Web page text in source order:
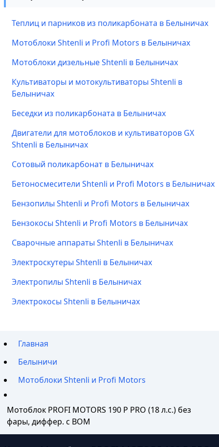
Теплиц и парников из поликарбоната в Белыничах
Мотоблоки Shtenli и Profi Motors в Белыничах
Мотоблоки дизельные Shtenli в Белыничах
Культиваторы и мотокультиваторы Shtenli в
Белыничах
Беседки из поликарбоната в Белыничах
Двигатели для мотоблоков и культиваторов GX
Shtenli в Белыничах
Сотовый поликарбонат в Белыничах
Бетоносмесители Shtenli и Profi Motors в Белыничах
Бензопилы Shtenli и Profi Motors в Белыничах
Бензокосы Shtenli и Profi Motors в Белыничах
Сварочные аппараты Shtenli в Белыничах
Электроскутеры Shtenli в Белыничах
Электропилы Shtenli в Белыничах
Электрокосы Shtenli в Белыничах
Главная
Белыничи
Мотоблоки Shtenli и Profi Motors
Мотоблок PROFI MOTORS 190 P PRO (18 л.с.) без
фары, диффер. с ВОМ